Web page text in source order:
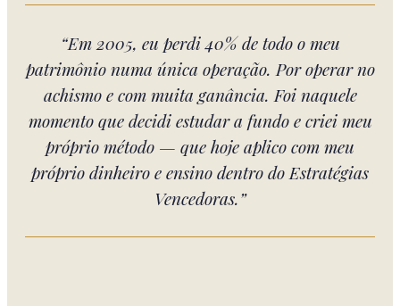
“Em 2005, eu perdi 40% de todo o meu
patrimônio numa única operação. Por operar no
achismo e com muita ganância. Foi naquele
momento que decidi estudar a fundo e criei meu
próprio método — que hoje aplico com meu
próprio dinheiro e ensino dentro do Estratégias
Vencedoras.”